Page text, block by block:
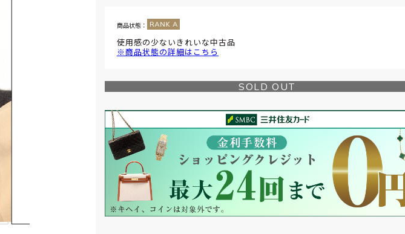
商品状態：
使用感の少ないきれいな中古品
※商品状態の詳細はこちら
SOLD OUT